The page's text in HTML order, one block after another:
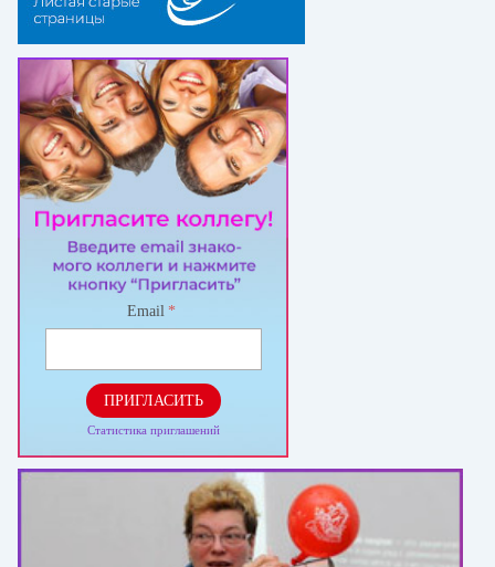
Email *
ПРИГЛАСИТЬ
Статистика приглашений